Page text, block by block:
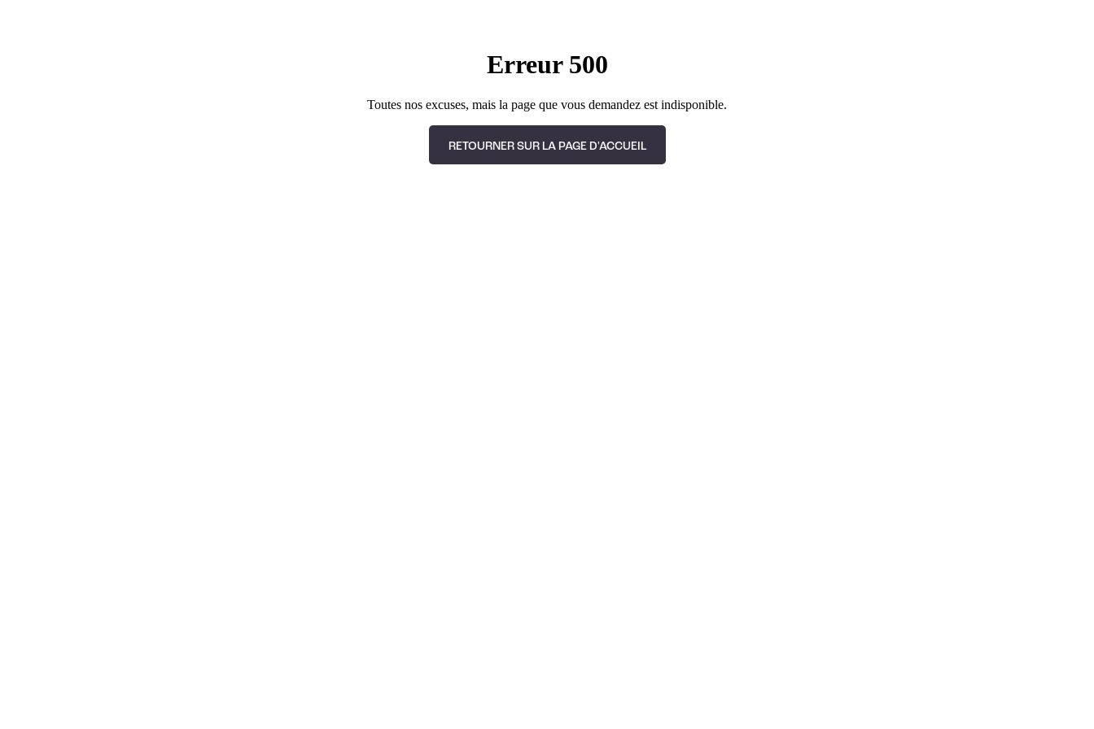
Erreur 500
Toutes nos excuses, mais la page que vous demandez est indisponible.
RETOURNER SUR LA PAGE D'ACCUEIL